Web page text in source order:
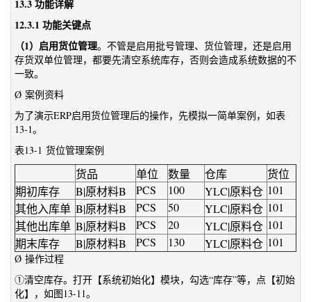
13.3 功能详解
12.3.1 功能关键点
（1）启用货位管理。不管是启用批号管理、货位管理，还是启用
存货双单位管理，都要先清空系统库存，否则会造成系统数据的不
一致。
Ø 案例资料
为了演示ERP启用货位管理后的操作，先模拟一简单案例，如表
13-1。
表13-1 货位管理案例
货品 单位 数量 仓库
货位
期初库存
B|原材料B PCS 100 YLC|原料仓 101
其他入库单 B|原材料B PCS 50 YLC|原料仓 101
其他出库单 B|原材料B PCS 20 YLC|原料仓 101
期末库存
B|原材料B PCS 130 YLC|原料仓 101
Ø 操作过程
①清空库存。打开【系统初始化】模块，勾选“库存”等，点【初始
化】，如图13-11。